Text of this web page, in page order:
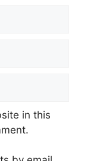
in this